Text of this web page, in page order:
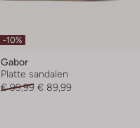
-10%
Gabor
Platte sandalen
€ 99,99 € 89,99